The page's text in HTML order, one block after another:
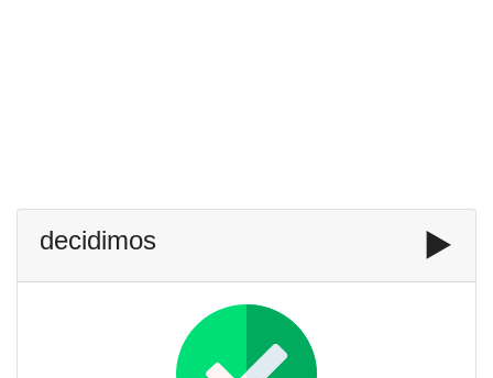
decidimos ▶️